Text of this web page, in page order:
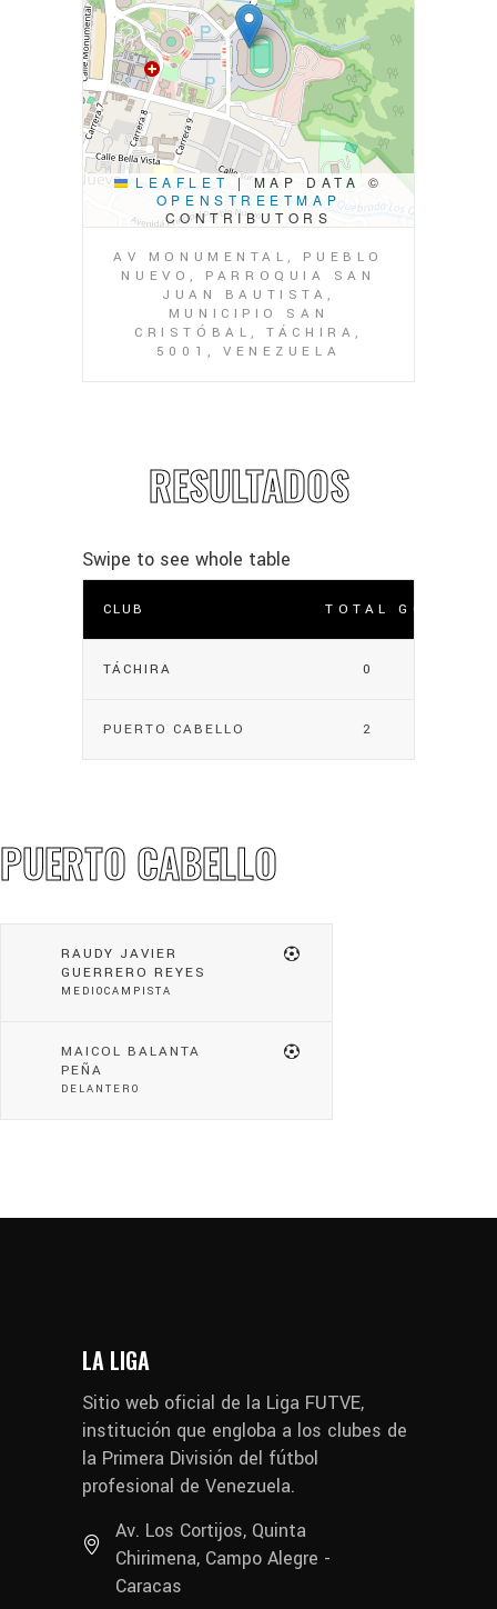
LEAFLET |MAP DATA ©
OPENSTREETMAP
CONTRIBUTORS
AV MONUMENTAL, PUEBLO
NUEVO, PARROQUIA SAN
JUAN BAUTISTA,
MUNICIPIO SAN
CRISTÓBAL, TÁCHIRA,
5001, VENEZUELA
RESULTADOS
CLUB TOTAL GOLES
TÁCHIRA 0
PUERTO CABELLO 2
PUERTO CABELLO
RAUDY JAVIER
GUERRERO REYES
MEDIOCAMPISTA
MAICOL BALANTA
PEÑA
DELANTERO
LA LIGA
Sitio web oficial de la Liga FUTVE,
institución que engloba a los clubes de
la Primera División del fútbol
profesional de Venezuela.
Av. Los Cortijos, Quinta
Chirimena, Campo Alegre -
Caracas